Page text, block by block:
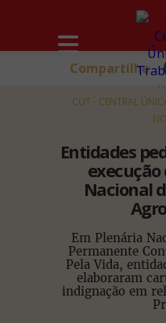
CUT - CENTRAL
Entidades
Nacional
Em Plenária
Permanente
Pela Vida,
elaboraram
indignação em
Compartilhe